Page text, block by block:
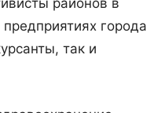
районов в
города
так и